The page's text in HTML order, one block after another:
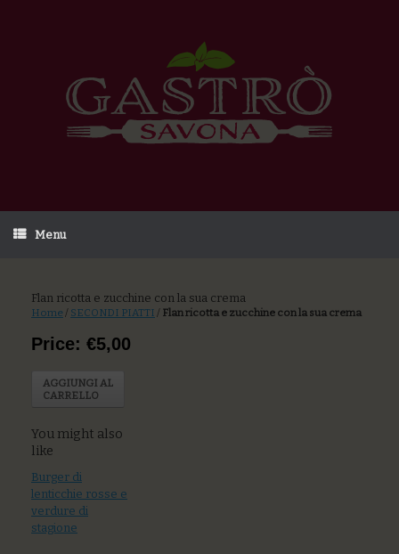
Menu
Flan ricotta e zucchine con la sua crema
Home / SECONDI PIATTI / Flan ricotta e zucchine con la sua crema
Price: €5,00
AGGIUNGI AL
CARRELLO
You might also
like
Burger di
lenticchie rosse e
verdure di
stagione